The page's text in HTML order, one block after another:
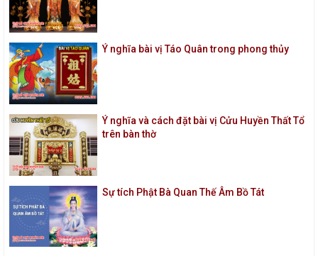
Ý nghĩa bài vị Táo Quân trong phong thủy
Ý nghĩa và cách đặt bài vị Cửu Huyền Thất Tổ
trên bàn thờ
Sự tích Phật Bà Quan Thế Âm Bồ Tát